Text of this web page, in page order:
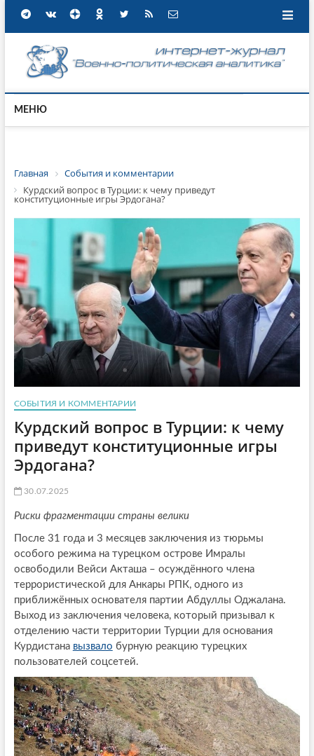
МЕНЮ
Главная
События и комментарии
Курдский вопрос в Турции: к чему приведут
конституционные игры Эрдогана?
СОБЫТИЯ И КОММЕНТАРИИ
Курдский вопрос в Турции: к чему
приведут конституционные игры
Эрдогана?
30.07.2025
Риски фрагментации страны велики
После 31 года и 3 месяцев заключения из тюрьмы
особого режима на турецком острове Имралы
освободили Вейси Акташа – осуждённого члена
террористической для Анкары РПК, одного из
приближённых основателя партии Абдуллы Оджалана.
Выход из заключения человека, который призывал к
отделению части территории Турции для основания
Курдистана вызвало бурную реакцию турецких
пользователей соцсетей.